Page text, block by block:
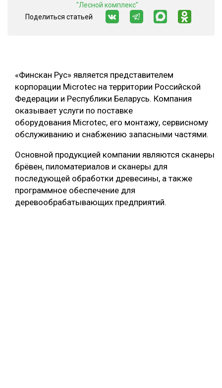
БЕЗОПАСНОЕ ПРОИЗВОДСТВО
«Финскан Рус» является представителем
корпорации Microtec на территории Российской
Федерации и Республики Беларусь. Компания
оказывает услуги по поставке
оборудования Microtec, его монтажу, сервисному
обслуживанию и снабжению запасными частями.
Основной продукцией компании являются сканеры
брёвен, пиломатериалов и сканеры для
последующей обработки древесины, а также
программное обеспечение для
деревообрабатывающих предприятий.
"Лесной комплекс"
Поделиться статьей